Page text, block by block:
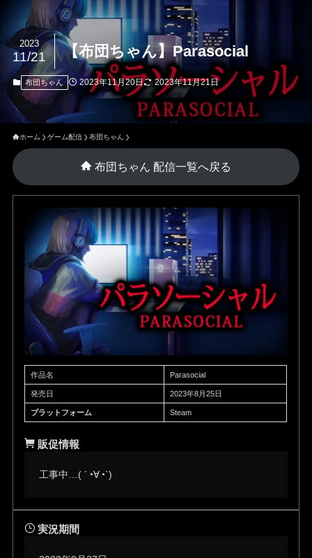
【布団ちゃん】Parasocial
2023
11/21
布団ちゃん 2023年11月20日 2023年11月21日
ホーム ゲーム配信 布団ちゃん
布団ちゃん 配信一覧へ戻る
作品名 Parasocial
発売日 2023年8月25日
プラットフォーム Steam
販促情報
工事中…( ´◔∀◔`)ゞ
実況期間